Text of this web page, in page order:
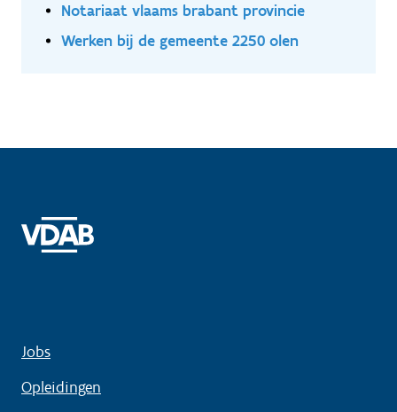
Notariaat vlaams brabant provincie
Werken bij de gemeente 2250 olen
Jobs
Opleidingen